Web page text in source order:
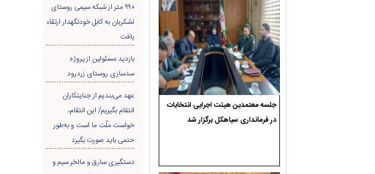
جلسه معتمدین هیئت اجرایی انتخابات
در فرمانداری سیاهکل برگزار شد
۹۹۰ متر از شبکه سیمی روستای
لشکریان به کابل خودنگهدار ارتقاء
یافت
بازدید مسئولین از پروژه
سدسازی روستای زردرود
عهد می‌بندیم از جنایتکاران
انتقام بگیریم/ این انتقام،
خواست ملّت ما است و به‌طور
حتمی باید صورت بگیرد
دستگیری سارق و مالخر سیم و